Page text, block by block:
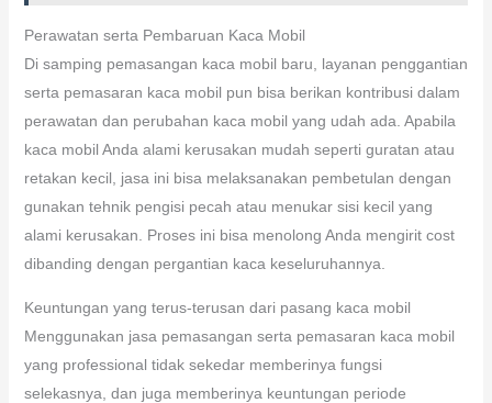
Perawatan serta Pembaruan Kaca Mobil
Di samping pemasangan kaca mobil baru, layanan penggantian
serta pemasaran kaca mobil pun bisa berikan kontribusi dalam
perawatan dan perubahan kaca mobil yang udah ada. Apabila
kaca mobil Anda alami kerusakan mudah seperti guratan atau
retakan kecil, jasa ini bisa melaksanakan pembetulan dengan
gunakan tehnik pengisi pecah atau menukar sisi kecil yang
alami kerusakan. Proses ini bisa menolong Anda mengirit cost
dibanding dengan pergantian kaca keseluruhannya.
Keuntungan yang terus-terusan dari pasang kaca mobil
Menggunakan jasa pemasangan serta pemasaran kaca mobil
yang professional tidak sekedar memberinya fungsi
selekasnya, dan juga memberinya keuntungan periode